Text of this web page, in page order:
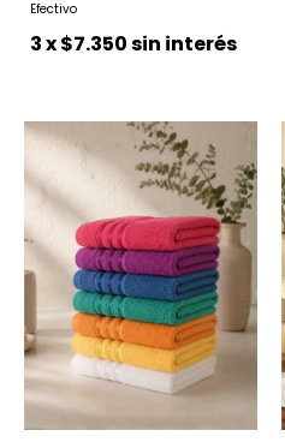
3x$7.350sin interés